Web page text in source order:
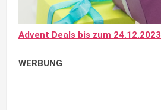
Advent Deals bis zum 24.12.2023
WERBUNG